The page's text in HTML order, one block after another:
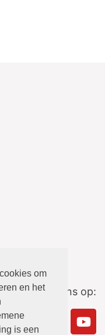
om
en het
is een
Volg ons op: